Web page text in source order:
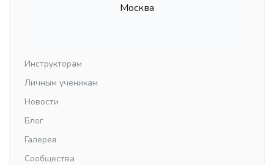
Москва
Инструкторам
Личным ученикам
Новости
Блог
Галерея
Сообщества